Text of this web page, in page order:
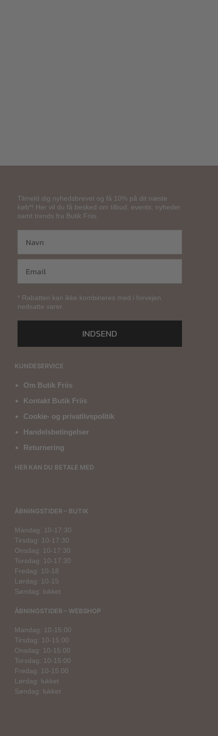
Tilmeld dig nyhedsbrevet og få 10% på dit næste
køb*! Her vil du få besked om tilbud, events, nyheder
samt trends fra Butik Friis.
* Rabatten kan ikke kombineres med i forvejen
nedsatte varer.
INDSEND
KUNDESERVICE
Om Butik Friis
Kontakt Butik Friis
Cookie- og privatlivspolitik
Handelsbetingelser
Returnering
HER KAN DU BETALE MED
ÅBNINGSTIDER – BUTIK
Mandag: 10-17:30
Tirsdag: 10-17:30
Onsdag: 10-17:30
Torsdag: 10-17:30
Fredag: 10-18
Lørdag: 10-15
Søndag: lukket
ÅBNINGSTIDER – WEBSHOP
Mandag: 10-15:00
Tirsdag: 10-15:00
Onsdag: 10-15:00
Torsdag: 10-15:00
Fredag: 10-15:00
Lørdag: lukket
Søndag: lukket